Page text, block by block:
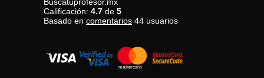
Calificación: 4.7 de 5
Basado en comentarios 44 usuarios